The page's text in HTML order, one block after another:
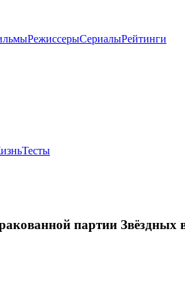
РежиссерыСериалыРейтинги
Тесты
партии Звёздных